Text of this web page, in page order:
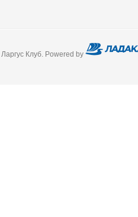
Клуб. Powered by